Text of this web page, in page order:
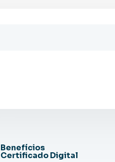
Benefícios
Certificado Digital